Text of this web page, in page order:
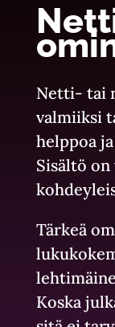
Netti- tai
valmiiksi
helppoa
Sisältö
Tärkeä
Koska